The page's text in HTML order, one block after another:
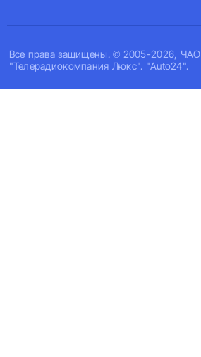
Все права защищены. © 2005-2026, ЧАО
"Телерадиокомпания Люкс". "Auto24".